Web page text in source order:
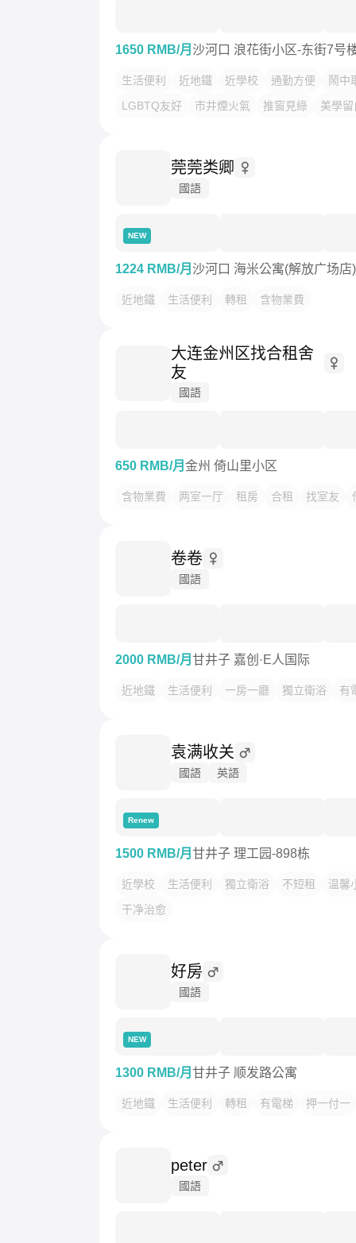
1650 RMB/月 沙河口 浪花街小区-东街7号
生活便利 近地鐵 近學校 通勤方便
鬧中
LGBTQ友好
市井煙火氣 推窗見綠 美學留
莞莞类卿
國語
NEW
1224 RMB/月 沙河口 海米公寓(解放广场店)
近地鐵 生活便利 轉租 含物業費
大连金州区找合租舍
友
國語
650 RMB/月 金州 倚山里小区
含物業費 两室一厅 租房 合租 找室友
卷卷
國語
2000 RMB/月 甘井子 嘉创·E人国际
近地鐵 生活便利 一房一廳 獨立衛浴 有
袁满收关
國語 英語
Renew
1500 RMB/月 甘井子 理工园-898栋
近學校 生活便利 獨立衛浴 不短租
温馨
干净治愈
好房
國語
NEW
1300 RMB/月 甘井子 顺发路公寓
近地鐵 生活便利 轉租 有電梯 押一付一
peter
國語